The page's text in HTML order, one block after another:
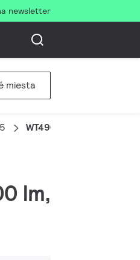
newsletter
miesta
WT490C 80S/840 PSD
lm,